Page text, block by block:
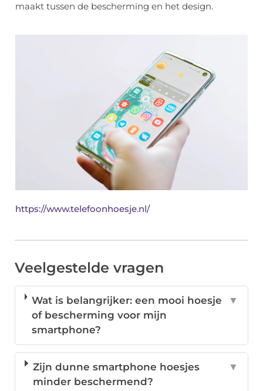
maakt tussen de bescherming en het design.
https://www.telefoonhoesje.nl/
Veelgestelde vragen
Wat is belangrijker: een mooi hoesje
of bescherming voor mijn
smartphone?
▼
Zijn dunne smartphone hoesjes
minder beschermend?
▼